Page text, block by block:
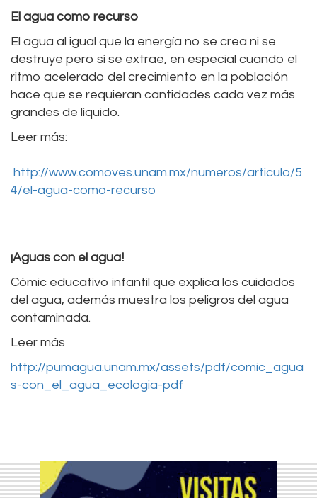
El agua como recurso
El agua al igual que la energía no se crea ni se
destruye pero sí se extrae, en especial cuando el
ritmo acelerado del crecimiento en la población
hace que se requieran cantidades cada vez más
grandes de líquido.
Leer más:
http://www.comoves.unam.mx/numeros/articulo/5
4/el-agua-como-recurso
¡Aguas con el agua!
Cómic educativo infantil que explica los cuidados
del agua, además muestra los peligros del agua
contaminada.
Leer más
http://pumagua.unam.mx/assets/pdf/comic_agua
s-con_el_agua_ecologia-pdf